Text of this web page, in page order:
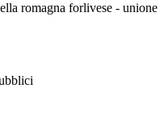
romagna forlivese - unione